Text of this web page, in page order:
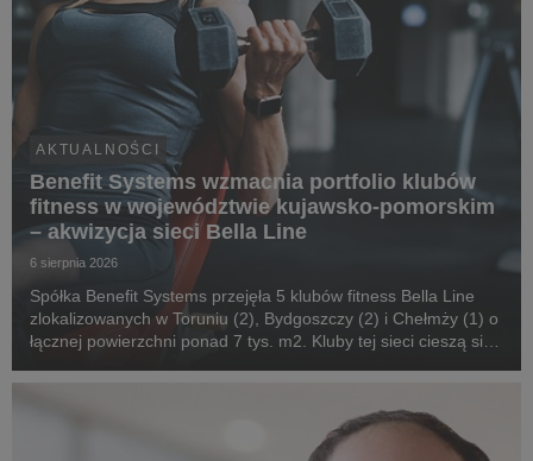
AKTUALNOŚCI
Benefit Systems wzmacnia portfolio klubów
fitness w województwie kujawsko-pomorskim
– akwizycja sieci Bella Line
6 sierpnia 2026
Spółka Benefit Systems przejęła 5 klubów fitness Bella Line
zlokalizowanych w Toruniu (2), Bydgoszczy (2) i Chełmży (1) o
łącznej powierzchni ponad 7 tys. m2. Kluby tej sieci cieszą się
województwie kujawsko-pomorsk...